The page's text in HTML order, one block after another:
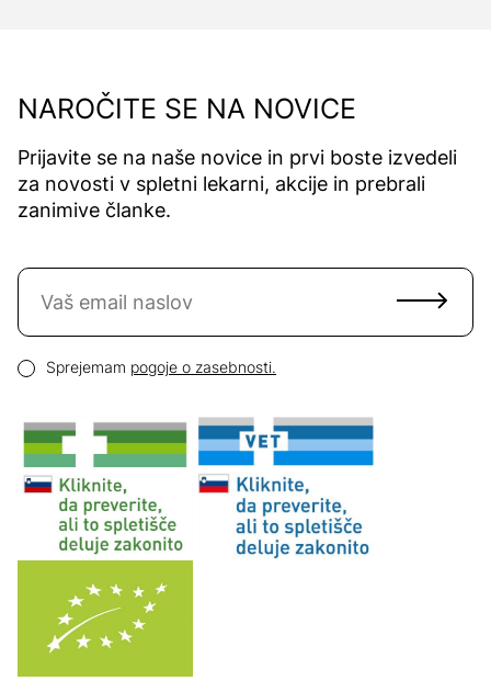
NAROČITE SE NA NOVICE
Prijavite se na naše novice in prvi boste izvedeli
za novosti v spletni lekarni, akcije in prebrali
zanimive članke.
Naročite se na novice
Pogoji zasebnosti
Sprejemam pogoje o zasebnosti.